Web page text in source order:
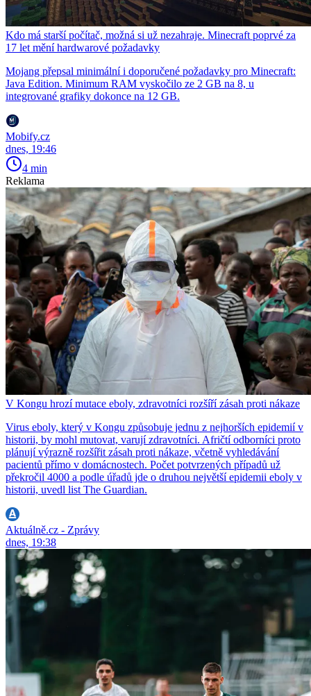
Kdo má starší počítač, možná si už nezahraje. Minecraft poprvé za
17 let mění hardwarové požadavky
Mojang přepsal minimální i doporučené požadavky pro Minecraft:
Java Edition. Minimum RAM vyskočilo ze 2 GB na 8, u
integrované grafiky dokonce na 12 GB.
Mobify.cz
dnes, 19:46
4 min
Reklama
V Kongu hrozí mutace eboly, zdravotníci rozšíří zásah proti nákaze
Virus eboly, který v Kongu způsobuje jednu z nejhorších epidemií v
historii, by mohl mutovat, varují zdravotníci. Afričtí odborníci proto
plánují výrazně rozšířit zásah proti nákaze, včetně vyhledávání
pacientů přímo v domácnostech. Počet potvrzených případů už
překročil 4000 a podle úřadů jde o druhou největší epidemii eboly v
historii, uvedl list The Guardian.
Aktuálně.cz - Zprávy
dnes, 19:38